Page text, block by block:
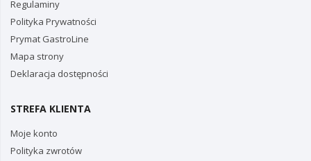
Regulaminy
Polityka Prywatności
Prymat GastroLine
Mapa strony
Deklaracja dostępności
STREFA KLIENTA
Moje konto
Polityka zwrotów